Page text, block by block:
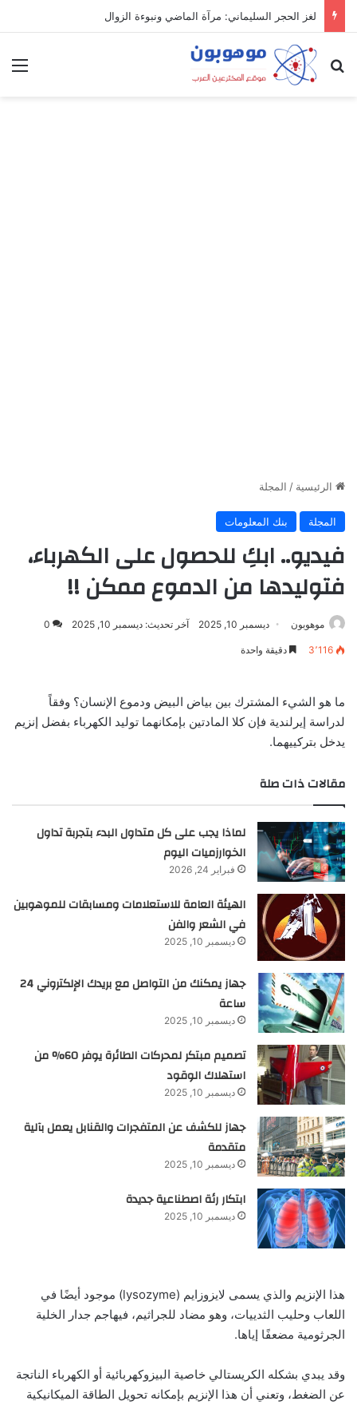
لغز الحجر السليماني: مرآة الماضي ونبوءة الزوال
بحث عن
الرئيسية / المجلة
المجلة بنك المعلومات
فيديو.. ابكِ للحصول على الكهرباء،
فتوليدها من الدموع ممكن !!
موهوبون ديسمبر 10, 2025 آخر تحديث: ديسمبر 10, 2025 0
3٬116 دقيقة واحدة
ما هو الشيء المشترك بين بياض البيض ودموع الإنسان؟ وفقاً
لدراسة إيرلندية فإن كلا المادتين بإمكانهما توليد الكهرباء بفضل إنزيم
يدخل بتركييهما.
مقالات ذات صلة
لماذا يجب على كل متداول البدء بتجربة تداول
الخوارزميات اليوم
فبراير 24, 2026
الهيئة العامة للاستعلامات ومسابقات للموهوبين
في الشعر والفن
ديسمبر 10, 2025
جهاز يمكنك من التواصل مع بريدك الإلكتروني 24
ساعة
ديسمبر 10, 2025
تصميم مبتكر لمحركات الطائرة يوفر 60% من
استهلاك الوقود
ديسمبر 10, 2025
جهاز للكشف عن المتفجرات والقنابل يعمل بآلية
متقدمة
ديسمبر 10, 2025
ابتكار رئة اصطناعية جديدة
ديسمبر 10, 2025
هذا الإنزيم والذي يسمى لايزوزايم (lysozyme) موجود أيضًا في
اللعاب وحليب الثدييات، وهو مضاد للجراثيم، فيهاجم جدار الخلية
الجرثومية مضعفًا إياها.
وقد يبدي بشكله الكريستالي خاصية البيزوكهربائية أو الكهرباء الناتجة
عن الضغط، وتعني أن هذا الإنزيم بإمكانه تحويل الطاقة الميكانيكية